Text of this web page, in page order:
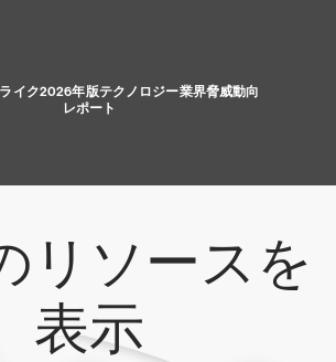
イク2026年版テクノロジー業界脅威動向
レポート
リソースを
表示